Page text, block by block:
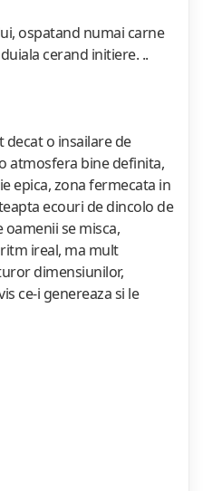
ospatand numai carne
cerand initiere. ..
o insailare de
atmosfera bine definita,
epica, zona fermecata in
ecouri de dincolo de
oamenii se misca,
ireal, ma mult
dimensiunilor,
ce-i genereaza si le